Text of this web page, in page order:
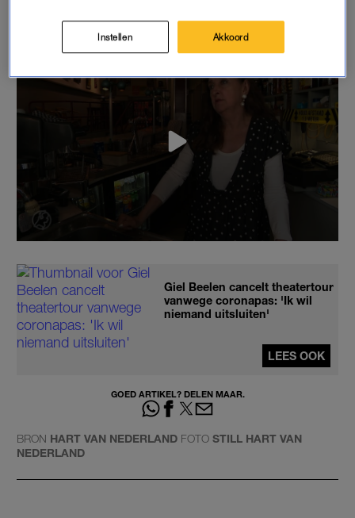
Giel Beelen cancelt theatertour
vanwege coronapas: 'Ik wil
niemand uitsluiten'
LEES OOK
GOED ARTIKEL? DELEN MAAR.
BRON HART VAN NEDERLAND FOTO STILL HART VAN
NEDERLAND
Instellen Akkoord